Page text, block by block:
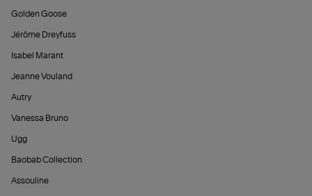
Golden Goose
Jérôme Dreyfuss
Isabel Marant
Jeanne Vouland
Autry
Vanessa Bruno
Ugg
Baobab Collection
Assouline